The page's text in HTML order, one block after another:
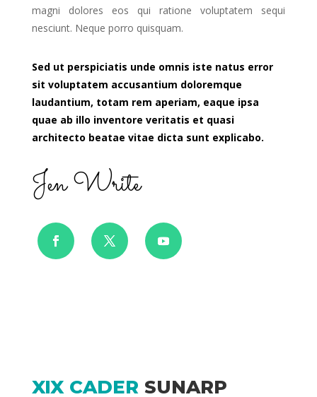
magni dolores eos qui ratione voluptatem sequi
nesciunt. Neque porro quisquam.
Sed ut perspiciatis unde omnis iste natus error
sit voluptatem accusantium doloremque
laudantium, totam rem aperiam, eaque ipsa
quae ab illo inventore veritatis et quasi
architecto beatae vitae dicta sunt explicabo.
Jen Write
XIX CADERSUNARP